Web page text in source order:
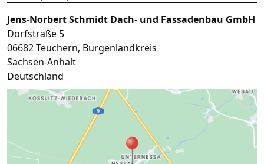
Jens-Norbert Schmidt Dach- und Fassadenbau GmbH
Dorfstraße 5
06682Teuchern, Burgenlandkreis
Sachsen-Anhalt
Deutschland